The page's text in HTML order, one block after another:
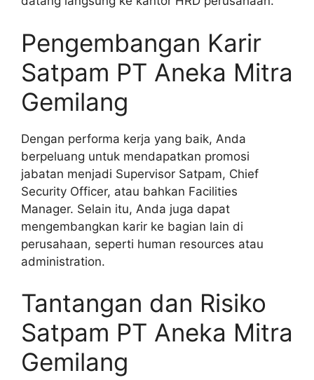
Pengembangan Karir
Satpam PT Aneka Mitra
Gemilang
Dengan performa kerja yang baik, Anda
berpeluang untuk mendapatkan promosi
jabatan menjadi Supervisor Satpam, Chief
Security Officer, atau bahkan Facilities
Manager. Selain itu, Anda juga dapat
mengembangkan karir ke bagian lain di
perusahaan, seperti human resources atau
administration.
Tantangan dan Risiko
Satpam PT Aneka Mitra
Gemilang